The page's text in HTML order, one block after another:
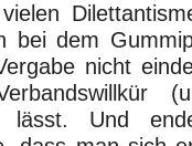
bei dem
nicht
lässt. Und